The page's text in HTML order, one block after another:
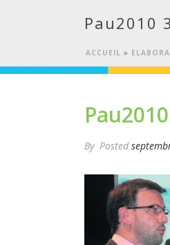
Pau2010
ACCUEIL »
By Posted